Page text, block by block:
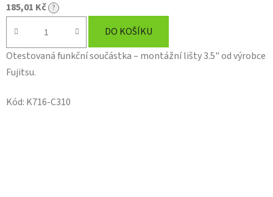
185,01 Kč ?
DO KOŠÍKU
Otestovaná funkční součástka – montážní lišty 3.5" od výrobce
Fujitsu.
Kód: K716-C310